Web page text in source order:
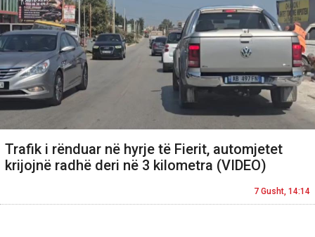
Trafik i rënduar në hyrje të Fierit, automjetet
krijojnë radhë deri në 3 kilometra (VIDEO)
7 Gusht, 14:14